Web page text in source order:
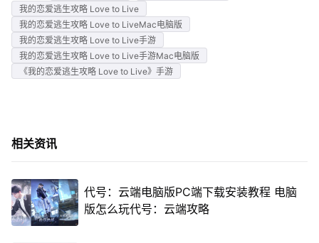
我的恋爱逃生攻略 Love to Live
我的恋爱逃生攻略 Love to LiveMac电脑版
我的恋爱逃生攻略 Love to Live手游
我的恋爱逃生攻略 Love to Live手游Mac电脑版
《我的恋爱逃生攻略 Love to Live》手游
相关资讯
代号：云端电脑版PC端下载安装教程 电脑
版怎么玩代号：云端攻略